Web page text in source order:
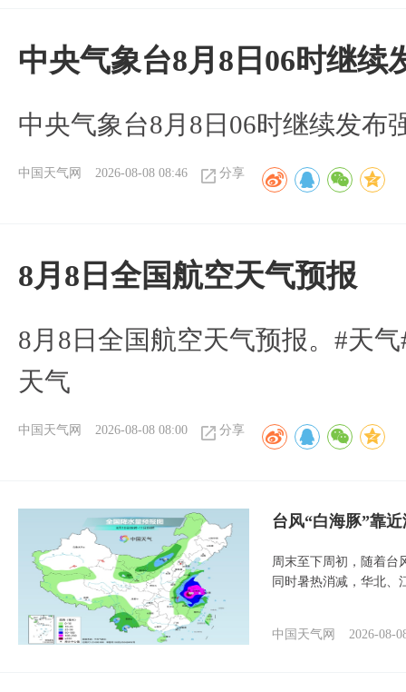
中央气象台8月8日06时继
中央气象台8月8日06时继续发布
中国天气网 2026-08-08 08:46 分享
8月8日全国航空天气预报
8月8日全国航空天气预报。#天
天气
中国天气网 2026-08-08 08:00 分享
台风“白海豚”靠
周末至下周初，随着台
同时暑热消减，华北、
中国天气网 2026-08-